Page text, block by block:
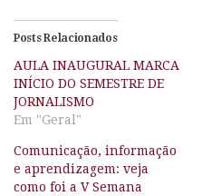
Posts Relacionados
AULA INAUGURAL MARCA
INÍCIO DO SEMESTRE DE
JORNALISMO
Em "Geral"
Comunicação, informação
e aprendizagem: veja
como foi a V Semana